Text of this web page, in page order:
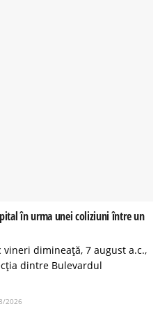
în urma unei coliziuni între un
dimineață, 7 august a.c.,
dintre Bulevardul
2026